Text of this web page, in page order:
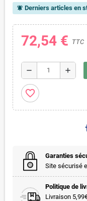
notifications_active Derniers articles en
72,54 € TTC
remove add
favorite_border
Garanties
Site sécurisé
Politique de
Livraison